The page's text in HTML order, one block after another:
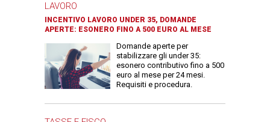
LAVORO
INCENTIVO LAVORO UNDER 35, DOMANDE
APERTE: ESONERO FINO A 500 EURO AL MESE
Domande aperte per
stabilizzare gli under 35:
esonero contributivo fino a 500
euro al mese per 24 mesi.
Requisiti e procedura.